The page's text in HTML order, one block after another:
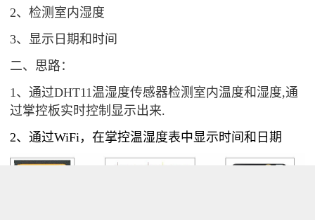
2、检测室内湿度
3、显示日期和时间
二、思路：
1、通过DHT11温湿度传感器检测室内温度和湿度,通
过掌控板实时控制显示出来.
2、通过WiFi，在掌控温湿度表中显示时间和日期